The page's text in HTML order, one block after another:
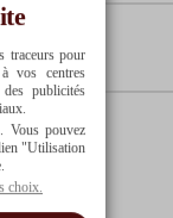
traceurs pour
vos centres
publicités
Vous pouvez
"Utilisation
choix.